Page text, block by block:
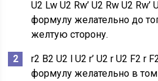
U2 Lw U2 Rw’ U2 Rw U2
формулу желательно до
желтую сторону.
r2 B2 U2 l U2 r’ U2 r U2 F2 r
формулу желательно в